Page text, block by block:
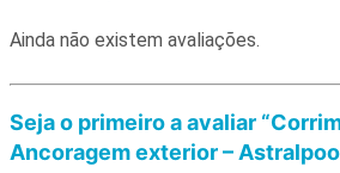
Ainda não existem avaliações.
Seja o primeiro a avaliar
Ancoragem exterior –